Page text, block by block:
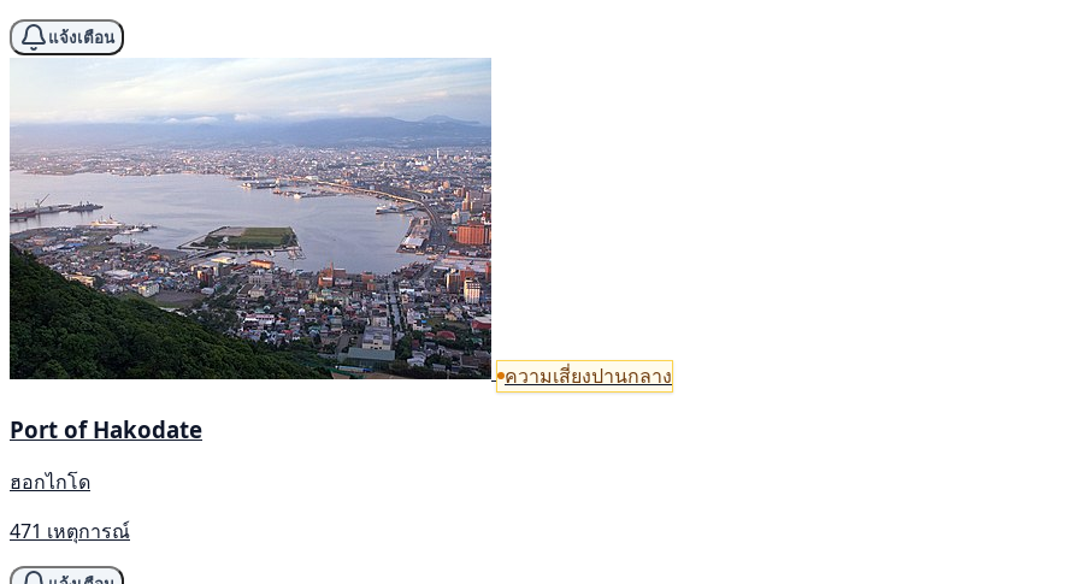
แจ้งเตือน
ความเสี่ยงปานกลาง
Port of Hakodate
ฮอกไกโด
471 เหตุการณ์